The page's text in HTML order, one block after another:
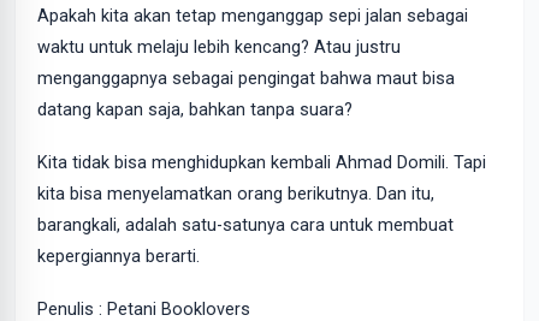
Apakah kita akan tetap menganggap sepi jalan sebagai
waktu untuk melaju lebih kencang? Atau justru
menganggapnya sebagai pengingat bahwa maut bisa
datang kapan saja, bahkan tanpa suara?
Kita tidak bisa menghidupkan kembali Ahmad Domili. Tapi
kita bisa menyelamatkan orang berikutnya. Dan itu,
barangkali, adalah satu-satunya cara untuk membuat
kepergiannya berarti.
Penulis : Petani Booklovers